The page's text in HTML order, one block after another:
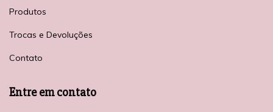
Produtos
Trocas e Devoluções
Contato
Entre em contato